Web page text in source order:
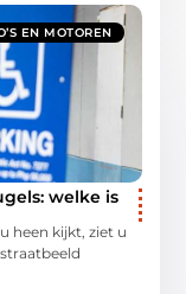
EN MOTOREN
welke is
heen kijkt, ziet u